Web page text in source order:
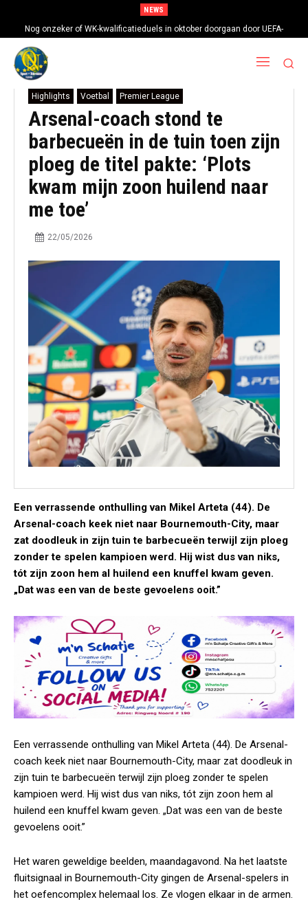
NEWS
Nog onzeker of WK-kwalificatieduels in oktober doorgaan door UEFA-
boycot
Highlights Voetbal Premier League
Arsenal-coach stond te
barbecueën in de tuin toen zijn
ploeg de titel pakte: ‘Plots
kwam mijn zoon huilend naar
me toe’
22/05/2026
Een verrassende onthulling van Mikel Arteta (44). De
Arsenal-coach keek niet naar Bournemouth-City, maar
zat doodleuk in zijn tuin te barbecueën terwijl zijn ploeg
zonder te spelen kampioen werd. Hij wist dus van niks,
tót zijn zoon hem al huilend een knuffel kwam geven.
„Dat was een van de beste gevoelens ooit.”
Een verrassende onthulling van Mikel Arteta (44). De Arsenal-
coach keek niet naar Bournemouth-City, maar zat doodleuk in
zijn tuin te barbecueën terwijl zijn ploeg zonder te spelen
kampioen werd. Hij wist dus van niks, tót zijn zoon hem al
huilend een knuffel kwam geven. „Dat was een van de beste
gevoelens ooit.”
Het waren geweldige beelden, maandagavond. Na het laatste
fluitsignaal in Bournemouth-City gingen de Arsenal-spelers in
het oefencomplex helemaal los. Ze vlogen elkaar in de armen.